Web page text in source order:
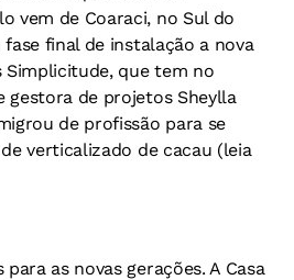
vem de Coaraci, no Sul do
final de instalação a nova
que tem no
gestora de projetos Sheylla
de profissão para se
verticalizado de cacau (leia
as novas gerações. A Casa